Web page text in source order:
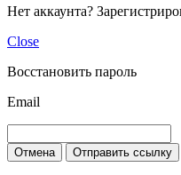
Нет аккаунта?
Close
Восстановить пароль
Email
Отмена Отправить ссылку